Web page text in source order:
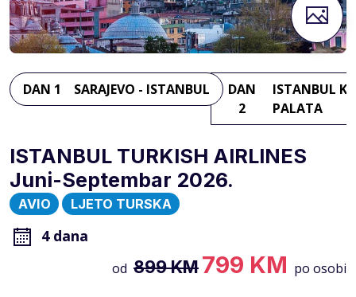
DAN
2
ISTANBUL
PALATA
DAN 1 SARAJEVO - ISTANBUL
ISTANBUL TURKISH AIRLINES
Juni-Septembar 2026.
AVIO LJETO TURSKA
4 dana
od 899 KM799 KM po osobi